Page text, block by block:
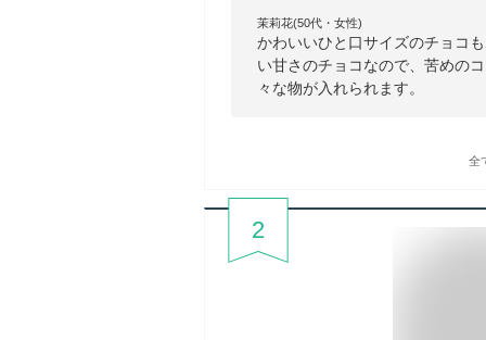
茉莉花(50代・女性)
かわいいひと口サイズのチョコ
い甘さのチョコなので、苦めの
々な物が入れられます。
全
2